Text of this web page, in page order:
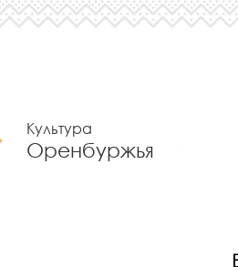
Культура
Оренбуржья